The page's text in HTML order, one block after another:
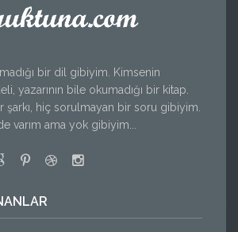
bir dil gibiyim. Kimsenin
yazarının bile okumadığı bir kitap.
şarkı, hiç sorulmayan bir soru gibiyim.
varım ama yok gibiyim...